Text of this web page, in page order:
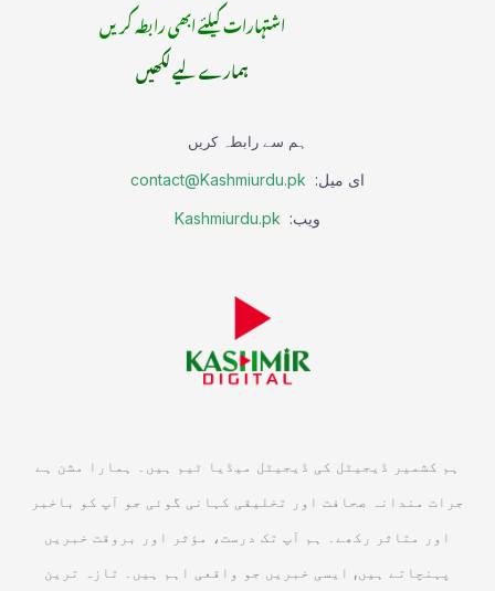
اشتہارات کیلئے ابھی رابطہ کریں
ہمارے لیے لکھیں
ہم سے رابطہ کریں
ای میل: contact@Kashmiurdu.pk
ویب: Kashmiurdu.pk
ہم کشمیر ڈیجیٹل کی ڈیجیٹل میڈیا ٹیم ہیں۔ ہمارا مشن ہے
جرات مندانہ صحافت اور تخلیقی کہانی گوئی جو آپ کو باخبر
اور متاثر رکھے۔ ہم آپ تک درست، مؤثر اور بروقت خبریں
پہنچاتے ہیں, ایسی خبریں جو واقعی اہم ہیں۔ تازہ ترین